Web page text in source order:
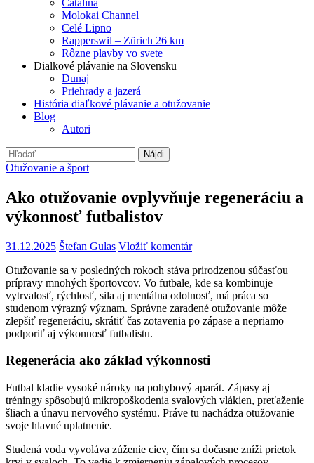
Molokai Channel
Celé Lipno
Rapperswil – Zürich 26 km
Rôzne plavby vo svete
Dialkové plávanie na Slovensku
Dunaj
Priehrady a jazerá
História diaľkové plávanie a otužovanie
Blog
Autori
Hľadať:
Otužovanie a šport
Ako otužovanie ovplyvňuje regeneráciu a
výkonnosť futbalistov
31.12.2025 Štefan Gulas Vložiť komentár
Otužovanie sa v posledných rokoch stáva prirodzenou súčasťou
prípravy mnohých športovcov. Vo futbale, kde sa kombinuje
vytrvalosť, rýchlosť, sila aj mentálna odolnosť, má práca so
studenom výrazný význam. Správne zaradené otužovanie môže
zlepšiť regeneráciu, skrátiť čas zotavenia po zápase a nepriamo
podporiť aj výkonnosť futbalistu.
Regenerácia ako základ výkonnosti
Futbal kladie vysoké nároky na pohybový aparát. Zápasy aj
tréningy spôsobujú mikropoškodenia svalových vlákien, preťaženie
šliach a únavu nervového systému. Práve tu nachádza otužovanie
svoje hlavné uplatnenie.
Studená voda vyvoláva zúženie ciev, čím sa dočasne zníži prietok